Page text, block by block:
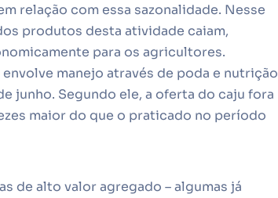
relação com essa sazonalidade. Nesse
produtos desta atividade caiam,
para os agricultores.
manejo através de poda e nutrição
junho. Segundo ele, a oferta do caju fora
maior do que o praticado no período
de alto valor agregado – algumas já